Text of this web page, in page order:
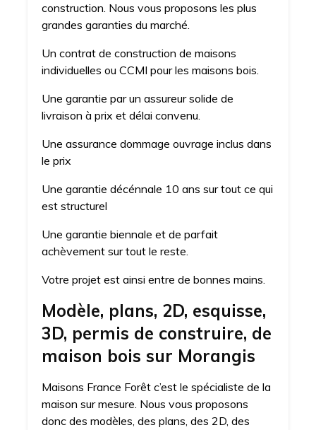
construction. Nous vous proposons les plus
grandes garanties du marché.
Un contrat de construction de maisons
individuelles ou CCMI pour les maisons bois.
Une garantie par un assureur solide de
livraison à prix et délai convenu.
Une assurance dommage ouvrage inclus dans
le prix
Une garantie décénnale 10 ans sur tout ce qui
est structurel
Une garantie biennale et de parfait
achèvement sur tout le reste.
Votre projet est ainsi entre de bonnes mains.
Modèle, plans, 2D, esquisse,
3D, permis de construire, de
maison bois sur Morangis
Maisons France Forêt c’est le spécialiste de la
maison sur mesure. Nous vous proposons
donc des modèles, des plans, des 2D, des